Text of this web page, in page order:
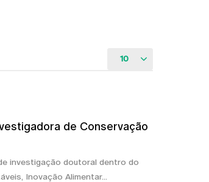
10
de Conservação
investigação doutoral dentro do
Inovação Alimentar...